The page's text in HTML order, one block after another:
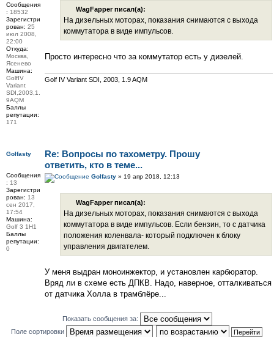
WagFapper писал(а):
На дизельных моторах, показания снимаются с выхода
коммутатора в виде импульсов.
Просто интересно что за коммутатор есть у дизелей.
Golf IV Variant SDI, 2003, 1.9 AQM
Сообщения
: 18532
Зарегистри
рован: 25
июл 2008,
22:00
Откуда:
Москва,
Ясенево
Машина:
GolfIV
Variant
SDI,2003,1.
9AQM
Баллы
репутации:
171
Re: Вопросы по тахометру. Прошу
ответить, кто в теме...
Golfasty » 19 апр 2018, 12:13
WagFapper писал(а):
На дизельных моторах, показания снимаются с выхода
коммутатора в виде импульсов. Если бензин, то с датчика
положения коленвала- который подключен к блоку
управления двигателем.
У меня выдран моноинжектор, и установлен карбюратор.
Вряд ли в схеме есть ДПКВ. Надо, наверное, отталкиваться
от датчика Холла в трамблёре...
Golfasty
Сообщения
: 13
Зарегистри
рован: 13
сен 2017,
17:54
Машина:
Golf 3 1H1
Баллы
репутации:
0
Показать сообщения за:
Поле сортировки